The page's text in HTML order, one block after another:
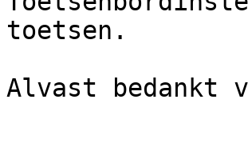
toetsen.
Alvast bedankt